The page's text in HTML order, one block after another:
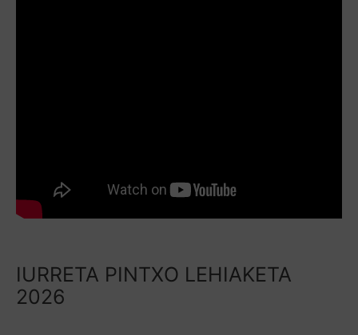
IURRETA PINTXO LEHIAKETA
2026